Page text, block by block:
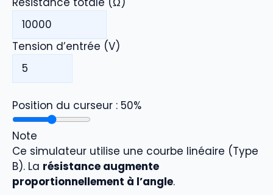
Tension d’entrée (V)
Position du curseur : 50%
Note
Ce simulateur utilise une courbe linéaire (Type
B). La résistance augmente
proportionnellement à l’angle.